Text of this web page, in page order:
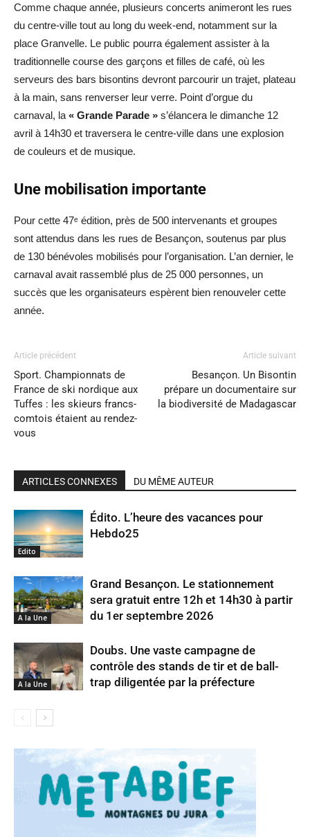
Comme chaque année, plusieurs concerts animeront les rues
du centre-ville tout au long du week-end, notamment sur la
place Granvelle. Le public pourra également assister à la
traditionnelle course des garçons et filles de café, où les
serveurs des bars bisontins devront parcourir un trajet, plateau
à la main, sans renverser leur verre. Point d’orgue du
carnaval, la « Grande Parade » s’élancera le dimanche 12
avril à 14h30 et traversera le centre-ville dans une explosion
de couleurs et de musique.
Une mobilisation importante
Pour cette 47ᵉ édition, près de 500 intervenants et groupes
sont attendus dans les rues de Besançon, soutenus par plus
de 130 bénévoles mobilisés pour l’organisation. L’an dernier, le
carnaval avait rassemblé plus de 25 000 personnes, un
succès que les organisateurs espèrent bien renouveler cette
année.
Article précédent
Sport. Championnats de
France de ski nordique aux
Tuffes : les skieurs francs-
comtois étaient au rendez-
vous
Article suivant
Besançon. Un Bisontin
prépare un documentaire sur
la biodiversité de Madagascar
ARTICLES CONNEXES DU MÊME AUTEUR
Edito
Édito. L’heure des vacances pour
Hebdo25
A la Une
Grand Besançon. Le stationnement
sera gratuit entre 12h et 14h30 à partir
du 1er septembre 2026
A la Une
Doubs. Une vaste campagne de
contrôle des stands de tir et de ball-
trap diligentée par la préfecture